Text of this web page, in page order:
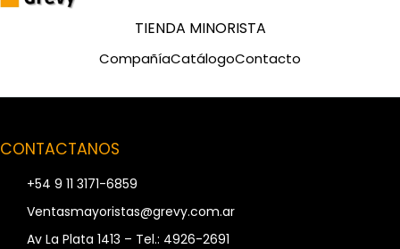
TIENDA MINORISTA
CompañíaCatálogoContacto
CONTACTANOS
+54 9 11 3171-6859
Ventasmayoristas@grevy.com.ar
Av La Plata 1413 – Tel.: 4926-2691